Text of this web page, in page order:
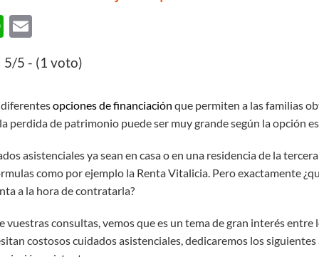
WhatsApp
5/5 - (1 voto)
diferentesopciones de financiación que permiten a las familias
perdida de patrimonio puede ser muy grande según la opción
asistenciales ya sean en casa o en una residencia de la
como por ejemplo la Renta Vitalicia. Pero exactamente
a la hora de contratarla?
vuestras consultas, vemos que es un tema de gran interés
costosos cuidados asistenciales, dedicaremos los